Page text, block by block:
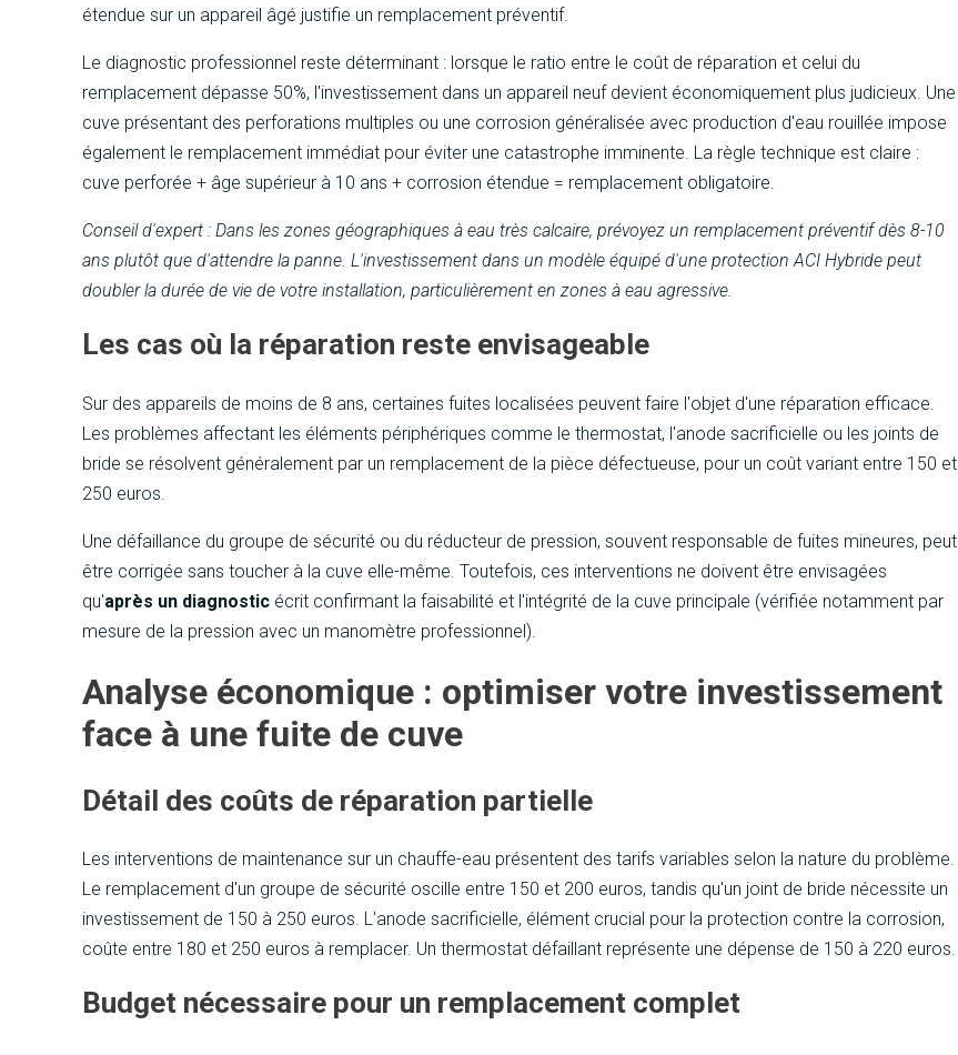
étendue sur un appareil âgé justifie un remplacement préventif.
Le diagnostic professionnel reste déterminant : lorsque le ratio entre le coût de réparation et celui du
remplacement dépasse 50%, l'investissement dans un appareil neuf devient économiquement plus judicieux. Une
cuve présentant des perforations multiples ou une corrosion généralisée avec production d'eau rouillée impose
également le remplacement immédiat pour éviter une catastrophe imminente. La règle technique est claire :
cuve perforée + âge supérieur à 10 ans + corrosion étendue = remplacement obligatoire.
Conseil d'expert : Dans les zones géographiques à eau très calcaire, prévoyez un remplacement préventif dès 8-10
ans plutôt que d'attendre la panne. L'investissement dans un modèle équipé d'une protection ACI Hybride peut
doubler la durée de vie de votre installation, particulièrement en zones à eau agressive.
Les cas où la réparation reste envisageable
Sur des appareils de moins de 8 ans, certaines fuites localisées peuvent faire l'objet d'une réparation efficace.
Les problèmes affectant les éléments périphériques comme le thermostat, l'anode sacrificielle ou les joints de
bride se résolvent généralement par un remplacement de la pièce défectueuse, pour un coût variant entre 150 et
250 euros.
Une défaillance du groupe de sécurité ou du réducteur de pression, souvent responsable de fuites mineures, peut
être corrigée sans toucher à la cuve elle-même. Toutefois, ces interventions ne doivent être envisagées
qu'après un diagnostic écrit confirmant la faisabilité et l'intégrité de la cuve principale (vérifiée notamment par
mesure de la pression avec un manomètre professionnel).
Analyse économique : optimiser votre investissement
face à une fuite de cuve
Détail des coûts de réparation partielle
Les interventions de maintenance sur un chauffe-eau présentent des tarifs variables selon la nature du problème.
Le remplacement d'un groupe de sécurité oscille entre 150 et 200 euros, tandis qu'un joint de bride nécessite un
investissement de 150 à 250 euros. L'anode sacrificielle, élément crucial pour la protection contre la corrosion,
coûte entre 180 et 250 euros à remplacer. Un thermostat défaillant représente une dépense de 150 à 220 euros.
Budget nécessaire pour un remplacement complet